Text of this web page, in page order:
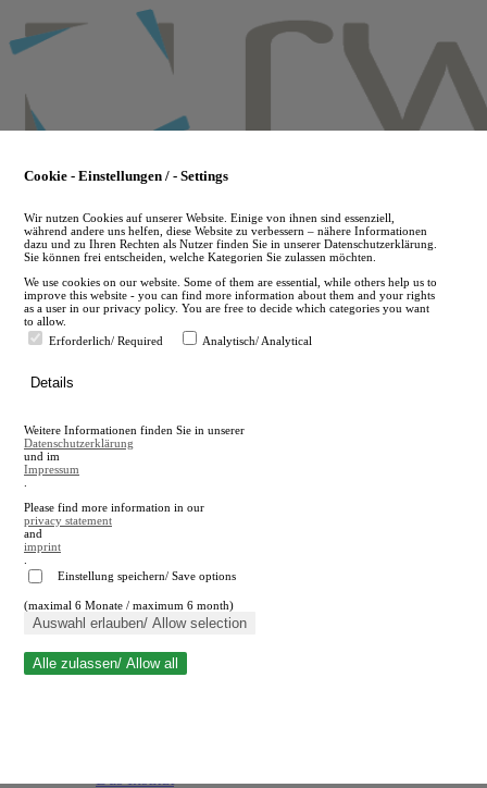
to
main
en
A
A
Suche schließen
Cookie - Einstellungen / - Settings
Wir nutzen Cookies auf unserer Website. Einige von ihnen sind essenziell,
während andere uns helfen, diese Website zu verbessern – nähere Informationen
dazu und zu Ihren Rechten als Nutzer finden Sie in unserer Datenschutzerklärung.
Sie können frei entscheiden, welche Kategorien Sie zulassen möchten.
We use cookies on our website. Some of them are essential, while others help us to
improve this website - you can find more information about them and your rights
as a user in our privacy policy. You are free to decide which categories you want
to allow.
Erforderlich/ Required
Analytisch/ Analytical
Details
Weitere Informationen finden Sie in unserer
Datenschutzerklärung
und im
Impressum
Please find more information in our
privacy statement
and
imprint
Einstellung speichern/ Save options
(maximal 6 Monate / maximum 6 month)
Auswahl erlauben/ Allow selection
Alle zulassen/ Allow all